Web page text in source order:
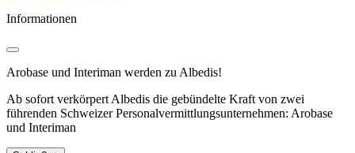
Informationen
Arobase und Interiman werden zu Albedis!
Ab sofort verkörpert Albedis die gebündelte Kraft von zwei
führenden Schweizer Personalvermittlungsunternehmen: Arobase
und Interiman